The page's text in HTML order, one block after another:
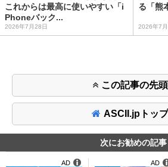
これからは最高に使いやすい「i
Phoneバック...
2026年7月28日
る「熊
2026年7月
この記事の先
ASCII.jpトッ
次にお勧めの記事
AD AD